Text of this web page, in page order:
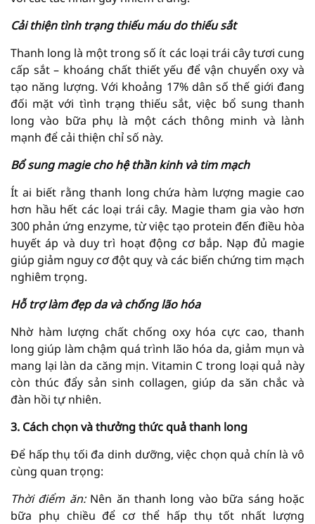
Cải thiện tình trạng thiếu máu do thiếu sắt
Thanh long là một trong số ít các loại trái cây tươi cung
cấp sắt – khoáng chất thiết yếu để vận chuyển oxy và
tạo năng lượng. Với khoảng 17% dân số thế giới đang
đối mặt với tình trạng thiếu sắt, việc bổ sung thanh
long vào bữa phụ là một cách thông minh và lành
mạnh để cải thiện chỉ số này.
Bổ sung magie cho hệ thần kinh và tim mạch
Ít ai biết rằng thanh long chứa hàm lượng magie cao
hơn hầu hết các loại trái cây. Magie tham gia vào hơn
300 phản ứng enzyme, từ việc tạo protein đến điều hòa
huyết áp và duy trì hoạt động cơ bắp. Nạp đủ magie
giúp giảm nguy cơ đột quỵ và các biến chứng tim mạch
nghiêm trọng.
Hỗ trợ làm đẹp da và chống lão hóa
Nhờ hàm lượng chất chống oxy hóa cực cao, thanh
long giúp làm chậm quá trình lão hóa da, giảm mụn và
mang lại làn da căng mịn. Vitamin C trong loại quả này
còn thúc đẩy sản sinh collagen, giúp da săn chắc và
đàn hồi tự nhiên.
3. Cách chọn và thưởng thức quả thanh long
Để hấp thụ tối đa dinh dưỡng, việc chọn quả chín là vô
cùng quan trọng:
Thời điểm ăn: Nên ăn thanh long vào bữa sáng hoặc
bữa phụ chiều để cơ thể hấp thụ tốt nhất lượng